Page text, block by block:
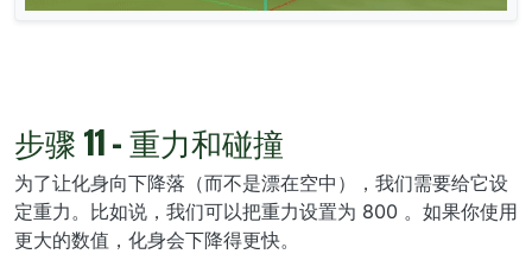
步骤 11 - 重力和碰撞
为了让化身向下降落（而不是漂在空中），我们需要给它设
定重力。比如说，我们可以把重力设置为 800 。如果你使用
更大的数值，化身会下降得更快。